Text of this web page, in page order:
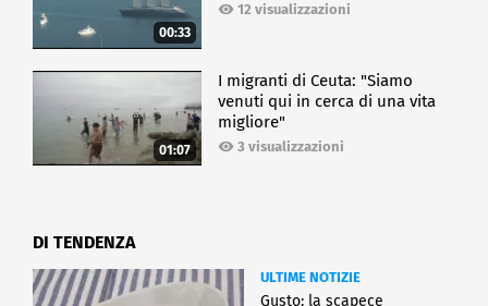
00:33
12 visualizzazioni
01:07
I migranti di Ceuta: "Siamo
venuti qui in cerca di una vita
migliore"
3 visualizzazioni
DI TENDENZA
ULTIME NOTIZIE
Gusto: la scapece